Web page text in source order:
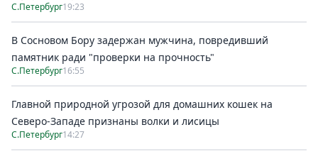
С.Петербург19:23
В Сосновом Бору задержан мужчина, повредивший
памятник ради "проверки на прочность"
С.Петербург16:55
Главной природной угрозой для домашних кошек на
Северо-Западе признаны волки и лисицы
С.Петербург14:27